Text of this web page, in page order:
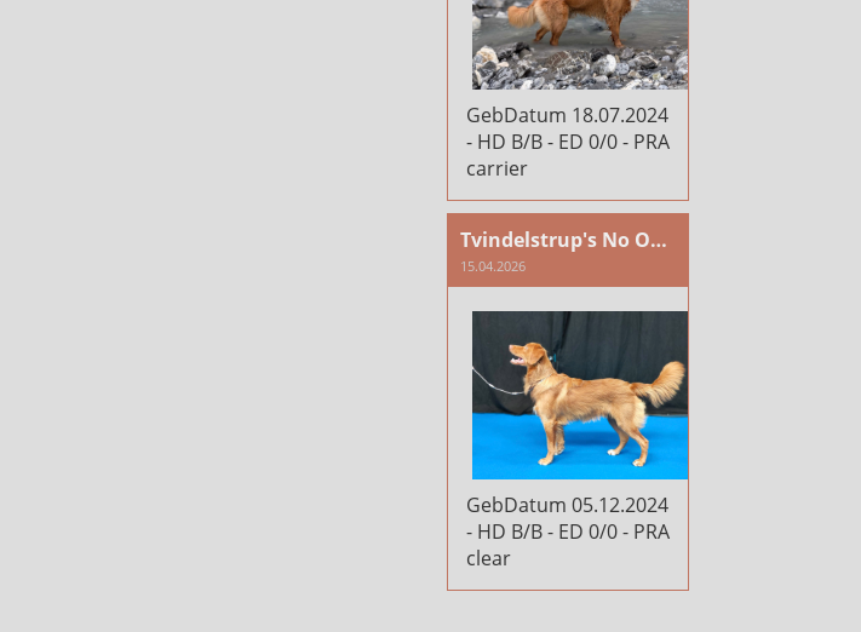
GebDatum 18.07.2024
- HD B/B - ED 0/0 - PRA
carrier
Tvindelstrup's No One But You af PluRus
15.04.2026
GebDatum 05.12.2024
- HD B/B - ED 0/0 - PRA
clear